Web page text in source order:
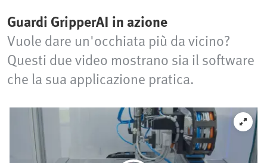
Guardi GripperAI in azione
Vuole dare un'occhiata più da vicino?
Questi due video mostrano sia il software
che la sua applicazione pratica.